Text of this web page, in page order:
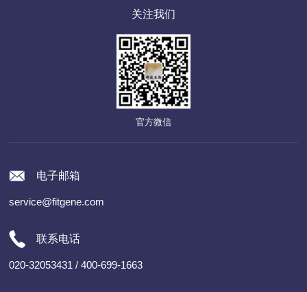
关注我们
官方微信
电子邮箱
service@fitgene.com
联系电话
020-32053431 / 400-699-1663